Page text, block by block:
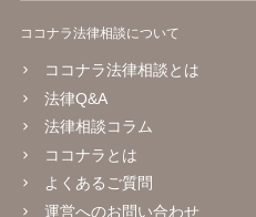
ココナラ法律相談について
ココナラ法律相談とは
法律Q&A
法律相談コラム
ココナラとは
よくあるご質問
運営へのお問い合わせ